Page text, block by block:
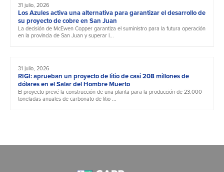
31 julio, 2026
Los Azules activa una alternativa para garantizar el desarrollo de
su proyecto de cobre en San Juan
La decisión de McEwen Copper garantiza el suministro para la futura operación
en la provincia de San Juan y superar l...
31 julio, 2026
RIGI: aprueban un proyecto de litio de casi 208 millones de
dólares en el Salar del Hombre Muerto
El proyecto prevé la construcción de una planta para la producción de 23.000
toneladas anuales de carbonato de litio ...